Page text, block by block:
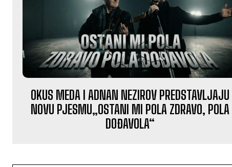
OKUS MEDA I ADNAN NEZIROV PREDSTAVLJAJU
NOVU PJESMU„OSTANI MI POLA ZDRAVO, POLA
DOĐAVOLA“